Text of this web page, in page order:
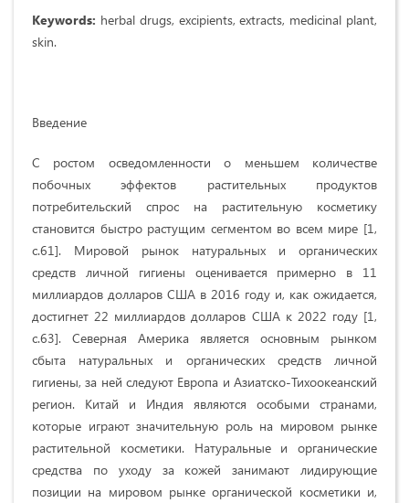
Keywords: herbal drugs, excipients, extracts, medicinal plant,
skin.
Введение
С ростом осведомленности о меньшем количестве
побочных эффектов растительных продуктов
потребительский спрос на растительную косметику
становится быстро растущим сегментом во всем мире [1,
с.61]. Мировой рынок натуральных и органических
средств личной гигиены оценивается примерно в 11
миллиардов долларов США в 2016 году и, как ожидается,
достигнет 22 миллиардов долларов США к 2022 году [1,
с.63]. Северная Америка является основным рынком
сбыта натуральных и органических средств личной
гигиены, за ней следуют Европа и Азиатско-Тихоокеанский
регион. Китай и Индия являются особыми странами,
которые играют значительную роль на мировом рынке
растительной косметики. Натуральные и органические
средства по уходу за кожей занимают лидирующие
позиции на мировом рынке органической косметики и,